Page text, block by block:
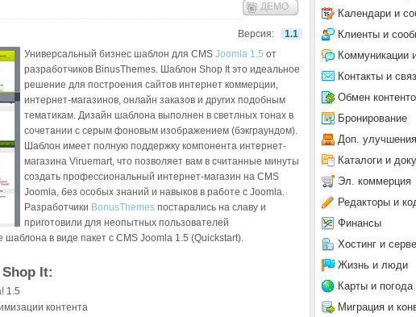
ДЕМО
Версия:
1.1
Универсальный бизнес шаблон для CMS Joomla 1.5 от
разработчиков BinusThemes. Шаблон Shop It это идеальное
решение для построения сайтов интернет коммерции,
интернет-магазинов, онлайн заказов и других подобным
тематикам. Дизайн шаблона выполнен в светлных тонах в
сочетании с серым фоновым изображением (бэкграундом).
Шаблон имеет полную поддержку компонента интернет-
магазина Viruemart, что позволяет вам в считанные минуты
создать профессиональный интернет-магазин на CMS
Joomla, без особых знаний и навыков в работе с Joomla.
Разработчики BonusThemes постарались на славу и
приготовили для неопытных пользователей
в виде пакет с CMS Joomla 1.5 (Quickstart).
It:
1.5
контента
Календари и
Клиенты и
Коммуникации
Контакты и
Обмен
Бронирование
Доп. улучшения
Каталоги и
Эл. коммерция
Редакторы и
Финансы
Хостинг и
Жизнь и люди
Карты и погода
Миграция и